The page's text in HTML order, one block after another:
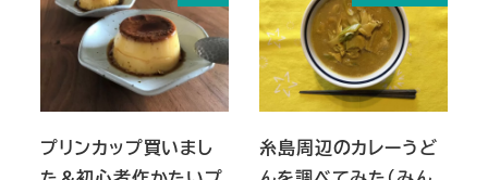
プリンカップ買いまし
糸島周辺のカレーうど